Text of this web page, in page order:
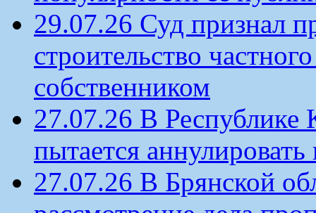
29.07.26 Суд признал
строительство
собственником
27.07.26 В
пытается аннулировать
27.07.26 В Брянской